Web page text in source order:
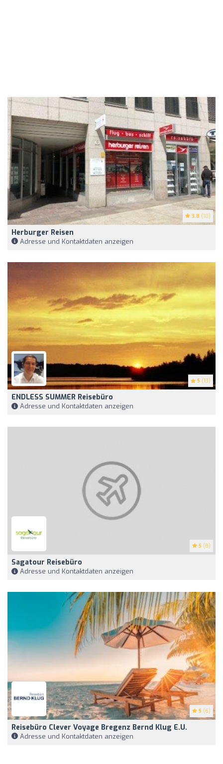
3.8 (10)
Herburger Reisen
Adresse und Kontaktdaten anzeigen
5 (13)
ENDLESS SUMMER Reisebüro
Adresse und Kontaktdaten anzeigen
5 (8)
Sagatour Reisebüro
Adresse und Kontaktdaten anzeigen
5 (6)
Reisebüro Clever Voyage Bregenz Bernd Klug E.U.
Adresse und Kontaktdaten anzeigen